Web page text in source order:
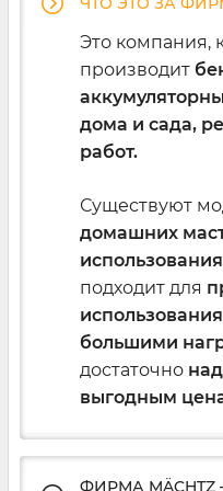
Почему стоит
Mächtz у нас
Покупая
бензоинструмент
магазине,Вы
100%
непосредственно
Это компания,
производит
дома и сада,
работ.
Существуют
домашних
использования
подходит для
большими
достаточно
выгодным
ФИРМА MÄCHTZ